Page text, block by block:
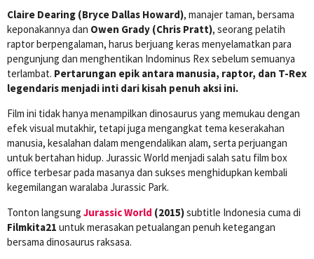
Claire Dearing (Bryce Dallas Howard), manajer taman, bersama
keponakannya dan Owen Grady (Chris Pratt), seorang pelatih
raptor berpengalaman, harus berjuang keras menyelamatkan para
pengunjung dan menghentikan Indominus Rex sebelum semuanya
terlambat. Pertarungan epik antara manusia, raptor, dan T-Rex
legendaris menjadi inti dari kisah penuh aksi ini.
Film ini tidak hanya menampilkan dinosaurus yang memukau dengan
efek visual mutakhir, tetapi juga mengangkat tema keserakahan
manusia, kesalahan dalam mengendalikan alam, serta perjuangan
untuk bertahan hidup. Jurassic World menjadi salah satu film box
office terbesar pada masanya dan sukses menghidupkan kembali
kegemilangan waralaba Jurassic Park.
Tonton langsung Jurassic World (2015)subtitle Indonesia cuma di
Filmkita21 untuk merasakan petualangan penuh ketegangan
bersama dinosaurus raksasa.